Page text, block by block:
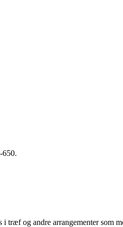
650.
træf og andre arrangementer som